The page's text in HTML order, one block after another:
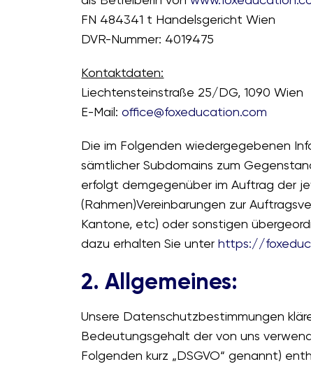
FN 484341 t Handelsgericht Wien
DVR-Nummer: 4019475
Kontaktdaten:
Liechtensteinstraße 25/DG, 1090 Wien
E-Mail:office@foxeducation.com
Die im Folgenden wiedergegebenen
sämtlicher Subdomains zum
erfolgt demgegenüber im Auftrag der
(Rahmen)Vereinbarungen zur
Kantone, etc) oder sonstigen
dazu erhalten Sie unterhttps://
2. Allgemeines:
Unsere Datenschutzbestimmungen
Bedeutungsgehalt der von uns
Folgenden kurz „DSGVO“ genannt)